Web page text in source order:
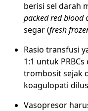
berisi sel darah
packed red blood
segar (fresh
Rasio transfusi
1:1 untuk
trombosit sejak
koagulopati
Vasopresor